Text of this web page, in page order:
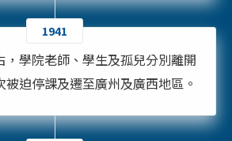
1941
，學院老師、學生及孤兒分別離開
被迫停課及遷至廣州及廣西地區。